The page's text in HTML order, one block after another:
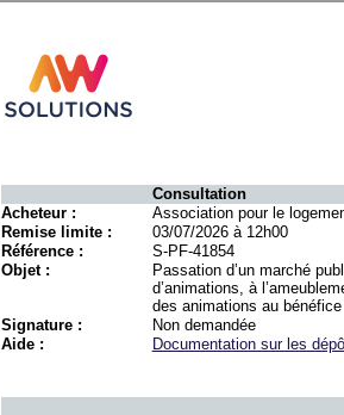
Consultation
Acheteur :
Association pour le
Remise limite :
03/07/2026 à 12h00
Référence :
S-PF-41854
Objet :
Passation d’un marché
d’animations, à
des animations au
Signature :
Non demandée
Aide :
Documentation sur les